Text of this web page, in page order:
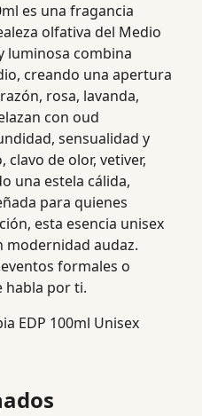
es una fragancia
olfativa del Medio
luminosa combina
creando una apertura
rosa, lavanda,
con oud
sensualidad y
clavo de olor, vetiver,
una estela cálida,
para quienes
esta esencia unisex
audaz.
formales o
habla por ti.
EDP 100ml Unisex